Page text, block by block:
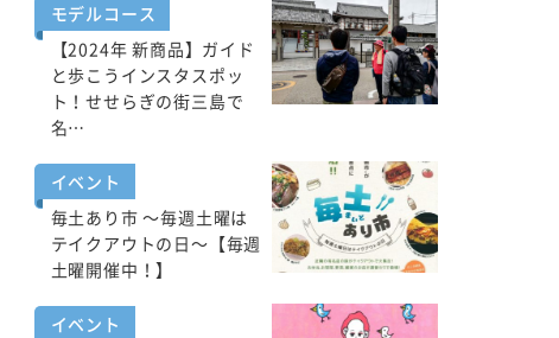
モデルコース
【2024年 新商品】ガイド
と歩こうインスタスポッ
ト！せせらぎの街三島で
名…
イベント
毎土あり市 ～毎週土曜は
テイクアウトの日～【毎週
土曜開催中！】
イベント